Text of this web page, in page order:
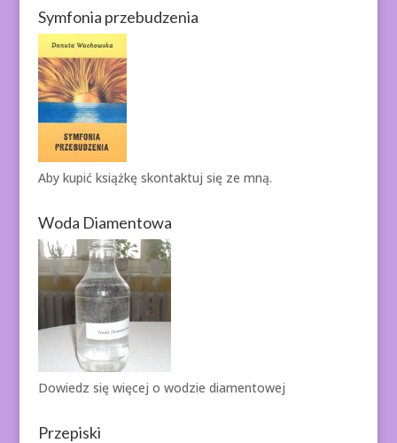
Symfonia przebudzenia
Aby kupić książkę skontaktuj się ze mną.
Woda Diamentowa
Dowiedz się więcej o wodzie diamentowej
Przepiski